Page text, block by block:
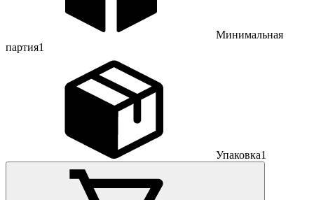
Минимальная
партия1
Упаковка1